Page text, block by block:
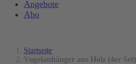
Angebote
Abo
Startseite
Vogelanhänger aus Holz (4er Set)